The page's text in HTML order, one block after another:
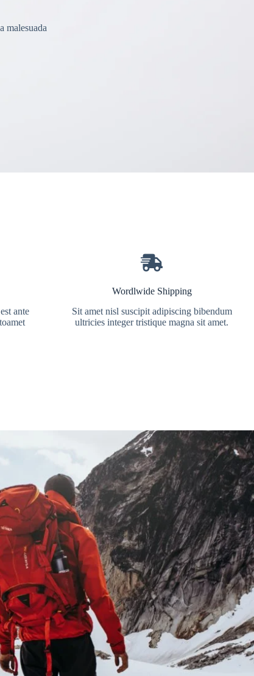
malesuada
ante
Wordlwide Shipping
Sit amet nisl suscipit adipiscing bibendum
ultricies integer tristique magna sit amet.